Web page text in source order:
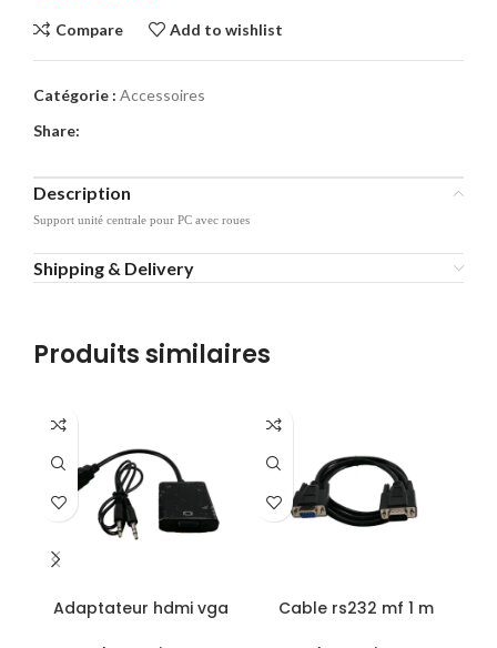
Compare Add to wishlist
Catégorie : Accessoires
Share:
Description
Support unité centrale pour PC avec roues
Shipping & Delivery
Produits similaires
Adaptateur hdmi vga Cable rs232 mf 1 m